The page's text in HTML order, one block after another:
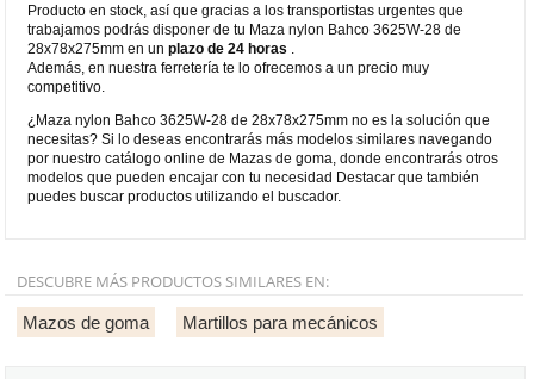
Producto en stock, así que gracias a los transportistas urgentes que
trabajamos podrás disponer de tu Maza nylon Bahco 3625W-28 de
28x78x275mm en unplazo de 24 horas
Además, en nuestra ferretería te lo ofrecemos a un precio muy
competitivo.
¿Maza nylon Bahco 3625W-28 de 28x78x275mm no es la solución que
necesitas? Si lo deseas encontrarás más modelos similares navegando
por nuestro catálogo online de Mazas de goma, donde encontrarás otros
modelos que pueden encajar con tu necesidad Destacar que también
puedes buscar productos utilizando el buscador.
DESCUBRE MÁS PRODUCTOS SIMILARES EN:
Mazos de goma Martillos para mecánicos